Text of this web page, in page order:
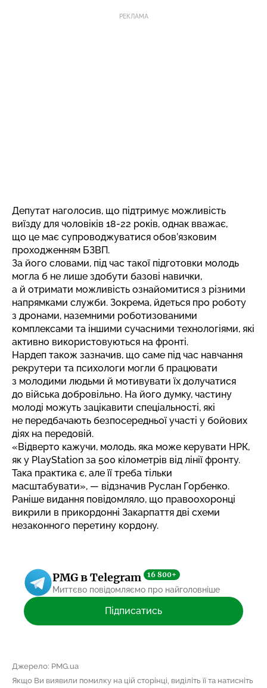
РЕКЛАМА
Депутат наголосив, що підтримує можливість
виїзду для чоловіків 18-22 років, однак вважає,
що це має супроводжуватися обов’язковим
проходженням БЗВП.
За його словами, під час такої підготовки молодь
могла б не лише здобути базові навички,
а й отримати можливість ознайомитися з різними
напрямками служби. Зокрема, йдеться про роботу
з дронами, наземними роботизованими
комплексами та іншими сучасними технологіями, які
активно використовуються на фронті.
Нардеп також зазначив, що саме під час навчання
рекрутери та психологи могли б працювати
з молодими людьми й мотивувати їх долучатися
до війська добровільно. На його думку, частину
молоді можуть зацікавити спеціальності, які
не передбачають безпосередньої участі у бойових
діях на передовій.
«Відверто кажучи, молодь, яка може керувати НРК,
як у PlayStation за 500 кілометрів від лінії фронту.
Така практика є, але її треба тільки
масштабувати», — відзначив Руслан Горбенко.
Раніше видання повідомляло, що правоохоронці
викрили в прикордонні Закарпаття дві схеми
незаконного перетину кордону.
PMG в Telegram 16 800+
Миттєво повідомляємо про найголовніше
Підписатись
Джерело: PMG.ua
Якщо Ви виявили помилку на цій сторінці, виділіть її та натисніть